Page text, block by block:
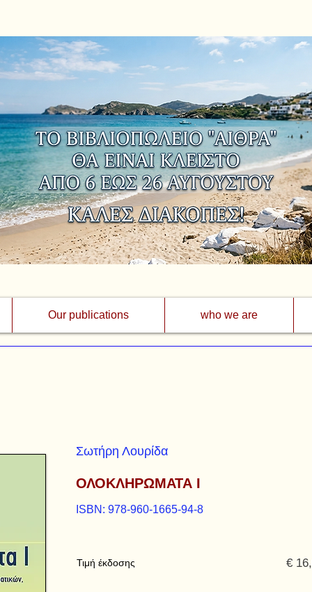
Our publications who we are
Σωτήρη Λουρίδα
ΟΛΟΚΛΗΡΩΜΑΤΑ Ι
ISBN: 978-960-1665-94-8
Τιμή έκδοσης €